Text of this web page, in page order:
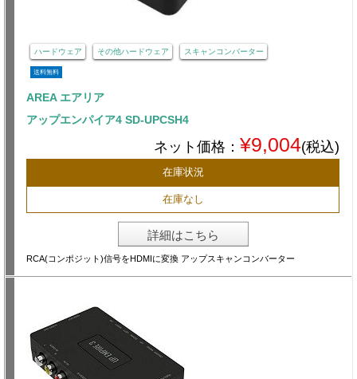
ハードウェア その他ハードウェア スキャンコンバーター
送料無料
AREA エアリア
アップエンパイア4 SD-UPCSH4
ネット価格： ¥9,004(税込)
在庫状況
在庫なし
詳細はこちら
RCA(コンポジット)信号をHDMIに変換 アップスキャンコンバーター